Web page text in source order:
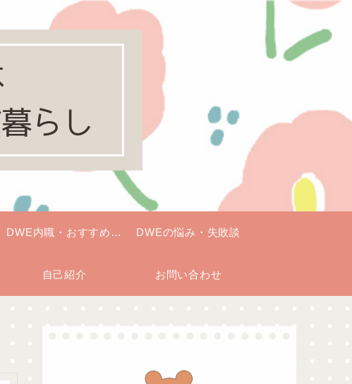
DWE内職・おすすめグ
ッズ
DWEの悩み・失敗談
自己紹介 お問い合わせ